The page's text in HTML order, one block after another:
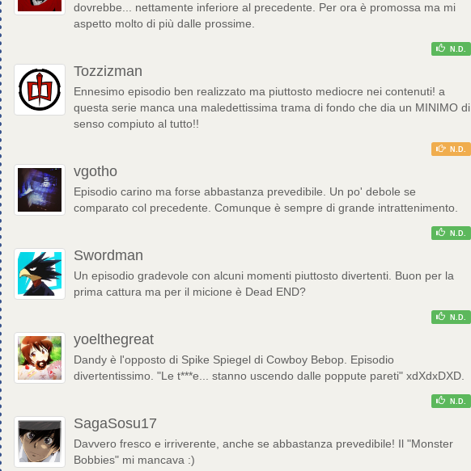
dovrebbe... nettamente inferiore al precedente. Per ora è promossa ma mi
aspetto molto di più dalle prossime.
N.D.
Tozzizman
Ennesimo episodio ben realizzato ma piuttosto mediocre nei contenuti! a
questa serie manca una maledettissima trama di fondo che dia un MINIMO di
senso compiuto al tutto!!
N.D.
vgotho
Episodio carino ma forse abbastanza prevedibile. Un po' debole se
comparato col precedente. Comunque è sempre di grande intrattenimento.
N.D.
Swordman
Un episodio gradevole con alcuni momenti piuttosto divertenti. Buon per la
prima cattura ma per il micione è Dead END?
N.D.
yoelthegreat
Dandy è l'opposto di Spike Spiegel di Cowboy Bebop. Episodio
divertentissimo. "Le t***e... stanno uscendo dalle poppute pareti" xdXdxDXD.
N.D.
SagaSosu17
Davvero fresco e irriverente, anche se abbastanza prevedibile! Il "Monster
Bobbies" mi mancava :)